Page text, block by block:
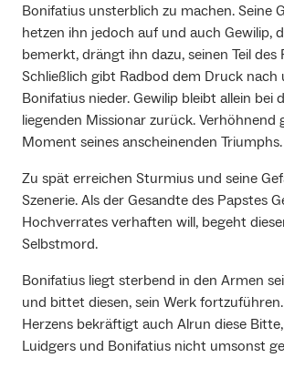
Bonifatius unsterblich zu machen. Seine
hetzen ihn jedoch auf und auch Gewilip,
bemerkt, drängt ihn dazu, seinen Teil des
Schließlich gibt Radbod dem Druck
Bonifatius nieder. Gewilip bleibt allein bei
liegenden Missionar zurück. Verhöhnend
Moment seines anscheinenden Triumphs.
Zu spät erreichen Sturmius und seine
Szenerie. Als der Gesandte des Papstes
Hochverrates verhaften will, begeht
Selbstmord.
Bonifatius liegt sterbend in den Armen
und bittet diesen, sein Werk
Herzens bekräftigt auch Alrun diese
Luidgers und Bonifatius nicht umsonst